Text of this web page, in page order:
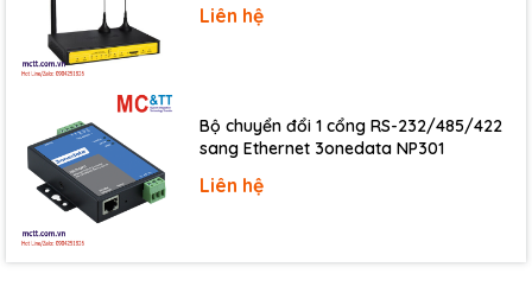
Liên hệ
Bộ chuyển đổi 1 cổng RS-232/485/422
sang Ethernet 3onedata NP301
Liên hệ